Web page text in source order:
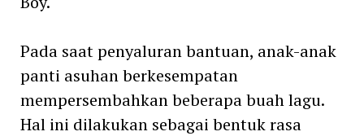
Pada saat penyaluran bantuan, anak-anak
panti asuhan berkesempatan
mempersembahkan beberapa buah lagu.
Hal ini dilakukan sebagai bentuk rasa